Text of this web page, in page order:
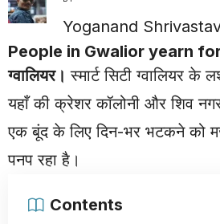
Yoganand
People in Gwalior yearn for
ग्वालियर। स्मार्ट सिटी ग्वालियर
यहाँ की क्रेशर कॉलोनी और शिव
एक बूंद के लिए दिन-भर भटकने को
पनप रहा है।
Contents